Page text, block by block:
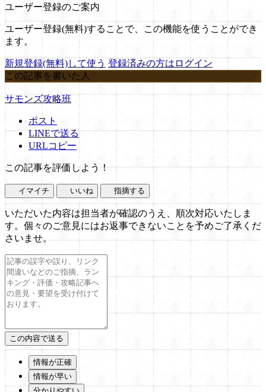
ユーザー登録のご案内
ユーザー登録(無料)することで、この機能を使うことができ
ます。
新規登録(無料)して使う 登録済みの方はログイン
この記事を書いた人
サモンズ攻略班
ポスト
LINEで送る
URLコピー
この記事を評価しよう！
イマイチ いいね 指摘する
いただいた内容は担当者が確認のうえ、順次対応いたしま
す。個々のご意見にはお返事できないことを予めご了承くだ
さいませ。
情報が正確
情報が早い